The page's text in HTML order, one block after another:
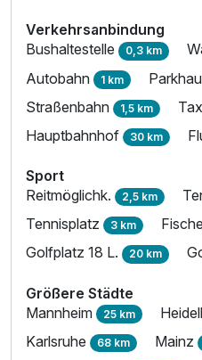
Verkehrsanbindung
Bushaltestelle 0,3 km
Autobahn 1 km
Straßenbahn 1,5 km
Hauptbahnhof 30 km
Sport
Reitmöglichk. 2,5 km
Tennisplatz 3 km
Golfplatz 18 L. 20 km
Größere Städte
Mannheim 25 km
Karlsruhe 68 km Mainz